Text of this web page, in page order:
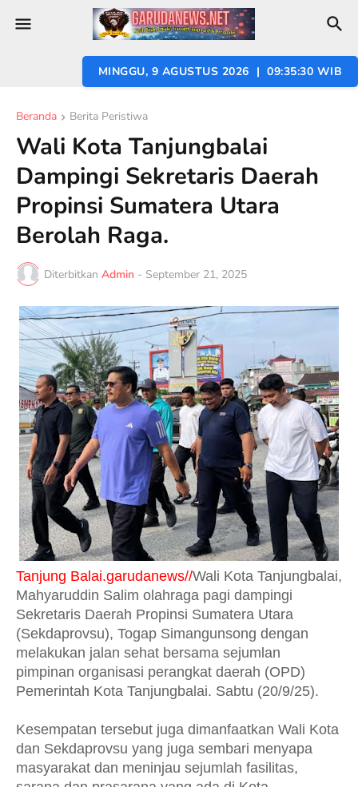
MINGGU, 9 AGUSTUS 2026 | 09:35:32 WIB
Beranda Berita Peristiwa
Wali Kota Tanjungbalai
Dampingi Sekretaris Daerah
Propinsi Sumatera Utara
Berolah Raga.
Diterbitkan Admin - September 21, 2025
Tanjung Balai.garudanews//Wali Kota Tanjungbalai,
Mahyaruddin Salim olahraga pagi dampingi
Sekretaris Daerah Propinsi Sumatera Utara
(Sekdaprovsu), Togap Simangunsong dengan
melakukan jalan sehat bersama sejumlan
pimpinan organisasi perangkat daerah (OPD)
Pemerintah Kota Tanjungbalai. Sabtu (20/9/25).
Kesempatan tersebut juga dimanfaatkan Wali Kota
dan Sekdaprovsu yang juga sembari menyapa
masyarakat dan meninjau sejumlah fasilitas,